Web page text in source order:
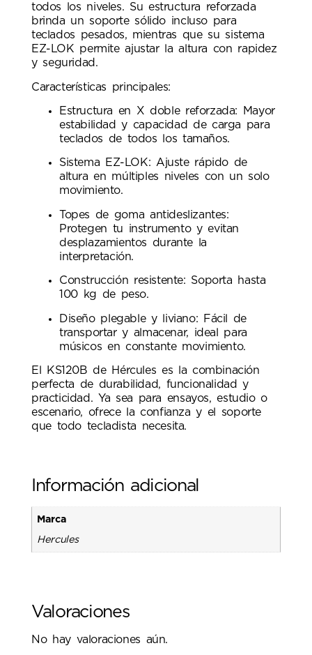
todos los niveles. Su estructura reforzada
brinda un soporte sólido incluso para
teclados pesados, mientras que su sistema
EZ-LOK permite ajustar la altura con rapidez
y seguridad.
Características principales:
Estructura en X doble reforzada: Mayor
estabilidad y capacidad de carga para
teclados de todos los tamaños.
Sistema EZ-LOK: Ajuste rápido de
altura en múltiples niveles con un solo
movimiento.
Topes de goma antideslizantes:
Protegen tu instrumento y evitan
desplazamientos durante la
interpretación.
Construcción resistente: Soporta hasta
100 kg de peso.
Diseño plegable y liviano: Fácil de
transportar y almacenar, ideal para
músicos en constante movimiento.
El KS120B de Hércules es la combinación
perfecta de durabilidad, funcionalidad y
practicidad. Ya sea para ensayos, estudio o
escenario, ofrece la confianza y el soporte
que todo tecladista necesita.
Información adicional
Marca
Hercules
Valoraciones
No hay valoraciones aún.